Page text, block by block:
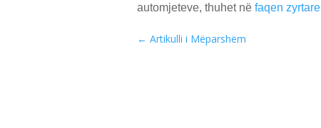
automjeteve, thuhet në faqen zyrtare
← Artikulli i Mëparshëm